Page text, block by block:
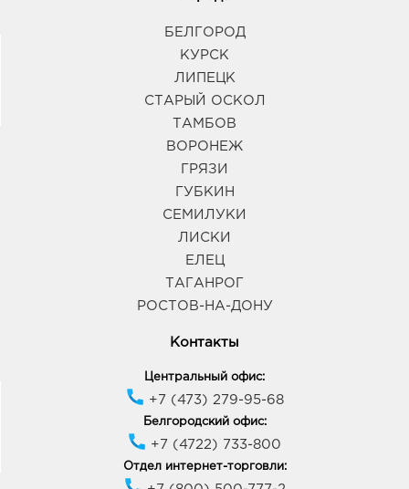
БЕЛГОРОД
КУРСК
ЛИПЕЦК
СТАРЫЙ ОСКОЛ
ТАМБОВ
ВОРОНЕЖ
ГРЯЗИ
ГУБКИН
СЕМИЛУКИ
ЛИСКИ
ЕЛЕЦ
ТАГАНРОГ
РОСТОВ-НА-ДОНУ
Контакты
Центральный офис:
+7 (473) 279-95-68
Белгородский офис:
+7 (4722) 733-800
Отдел интернет-торговли: